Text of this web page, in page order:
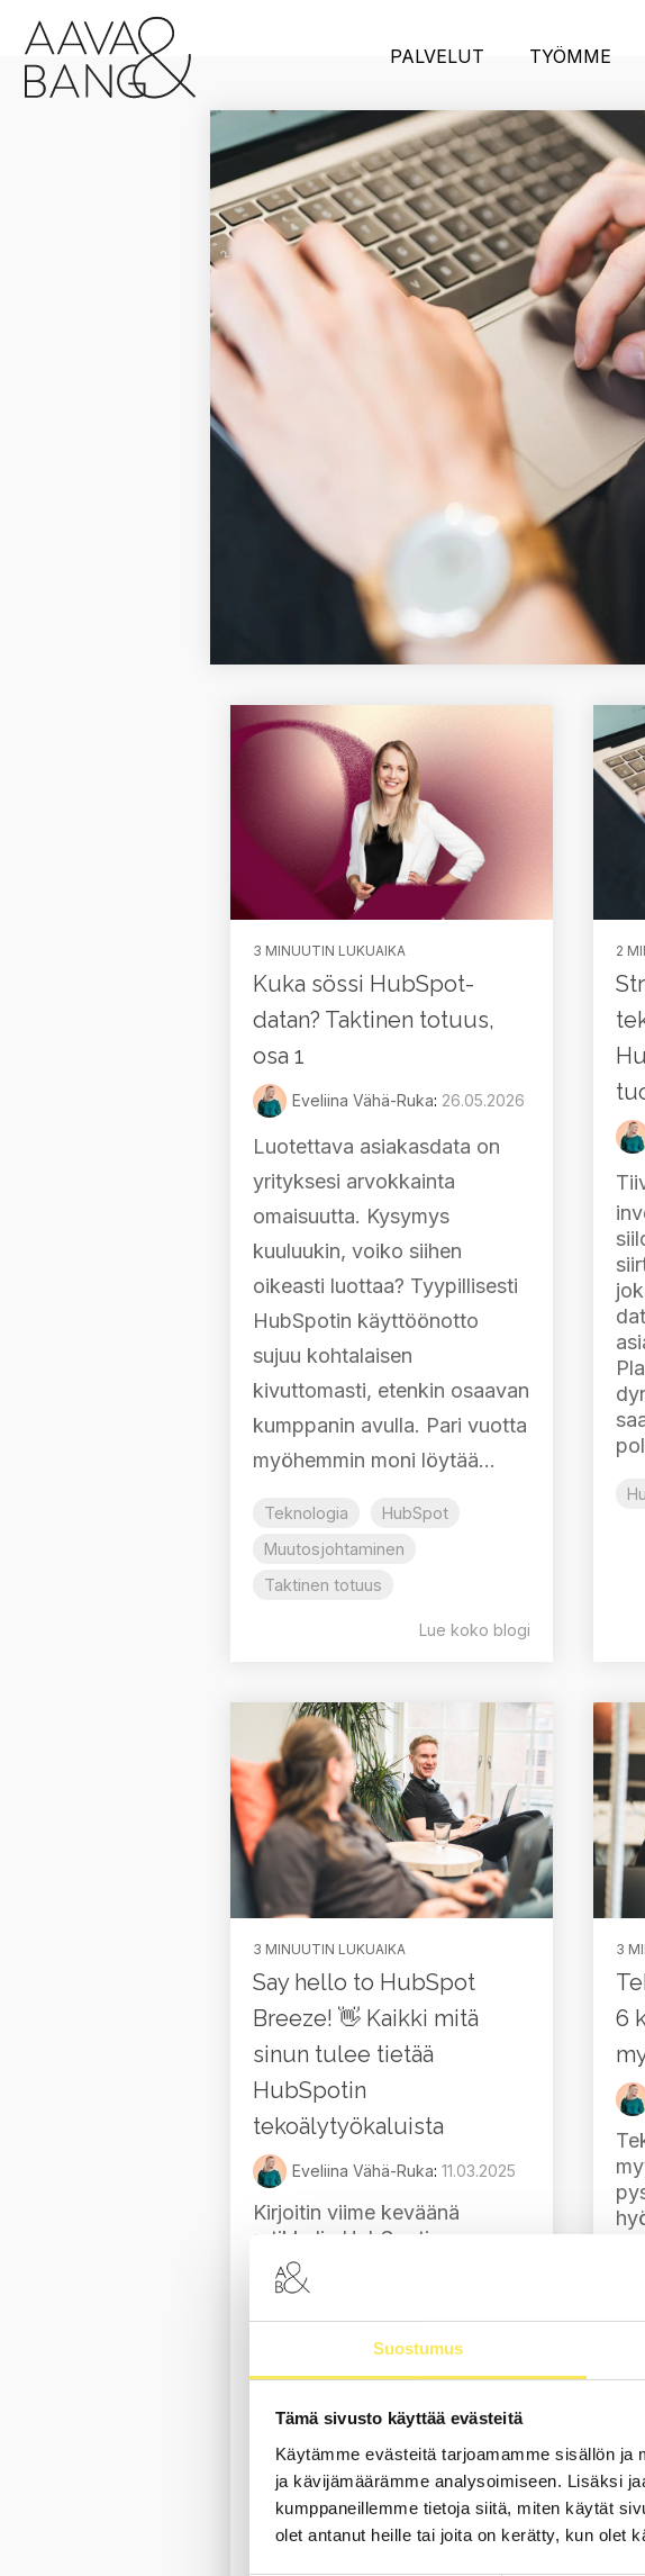
Suostumus
Tämä sivusto käyttää evästeitä
Käytämme evästeitä tarjoamamme sisällön ja
ja kävijämäärämme analysoimiseen. Lisäksi
kumppaneillemme tietoja siitä, miten käytät
olet antanut heille tai joita on kerätty, kun olet
suoraan
sisältöön
PALVELUT TYÖMME
3 MINUUTIN LUKUAIKA
Kuka sössi HubSpot-
datan? Taktinen totuus,
osa 1
Eveliina Vähä-Ruka: 26.05.2026
Luotettava asiakasdata on
yrityksesi arvokkainta
omaisuutta. Kysymys
kuuluukin, voiko siihen
oikeasti luottaa? Tyypillisesti
HubSpotin käyttöönotto
sujuu kohtalaisen
kivuttomasti, etenkin osaavan
kumppanin avulla. Pari vuotta
myöhemmin moni löytää...
Teknologia
HubSpot
Muutosjohtaminen
Taktinen totuus
Lue koko blogi
2
3 MINUUTIN LUKUAIKA
Say hello to HubSpot
Breeze! 👋 Kaikki mitä
sinun tulee tietää
HubSpotin
tekoälytyökaluista
Eveliina Vähä-Ruka: 11.03.2025
Kirjoitin viime keväänä
artikkelin HubSpotin
tekoälytyökaluista, mutta niin
kuin tekoälykehitykseen ja
HubSpotin parissa
työskentelyyn kuuluu -
HubSpotin INBOUND -
tapahtumassa lanseeratusta
Breezestä
Markkinointi
Digimarkkinointi
3
6